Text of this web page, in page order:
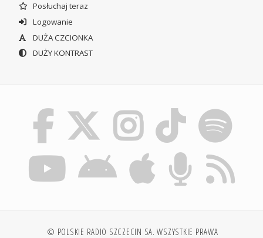
Posłuchaj teraz
Logowanie
DUŻA CZCIONKA
DUŻY KONTRAST
© POLSKIE RADIO SZCZECIN SA. WSZYSTKIE PRAWA